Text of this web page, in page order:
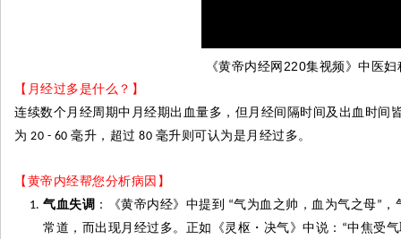
《黄帝内经网220集视频》中医
【月经过多是什么？】
连续数个月经周期中月经期出血量多，但月经间隔时间及出血时
为 20 - 60 毫升，超过 80 毫升则 可认为是月经过多。
【黄帝内经帮您分析病因】
气血失调 ：《黄帝内经》中提到 “气为血之帅，血为气之母”
常道，而出现月经过多。正如《灵枢 ・ 决气》中说： “中焦受